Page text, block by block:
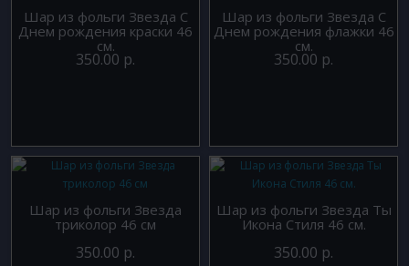
Шар из фольги Звезда С
Днем рождения краски 46
см.
350.00 р.
Шар из фольги Звезда С
Днем рождения флажки 46
см.
350.00 р.
Шар из фольги Звезда
триколор 46 см
350.00 р.
Шар из фольги Звезда Ты
Икона Стиля 46 см.
350.00 р.